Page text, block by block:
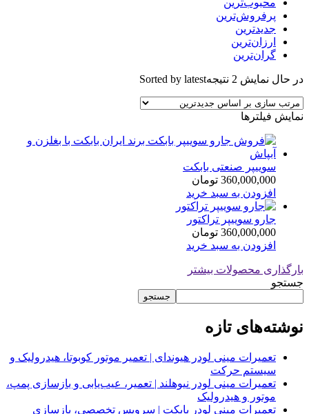
محبوب‌ترین
پرفروش‌ترین
جدیدترین
ارزان‌ترین
گران‌ترین
در حال نمایش 2 نتیجه Sorted by latest
نمایش فیلترها
سوییپر صنعتی بابکت
360,000,000 تومان
افزودن به سبد خرید
جارو سوییپر تراکتور
360,000,000 تومان
افزودن به سبد خرید
بارگذاری محصولات بیشتر
جستجو
جستجو
نوشته‌های تازه
تعمیرات مینی لودر هیوندای | تعمیر موتور کوبوتا، هیدرولیک و
سیستم حرکت
تعمیرات مینی لودر نیوهلند | تعمیر، عیب‌یابی و بازسازی پمپ،
موتور و هیدرولیک
تعمیرات مینی لودر بابکت | سرویس تخصصی، بازسازی